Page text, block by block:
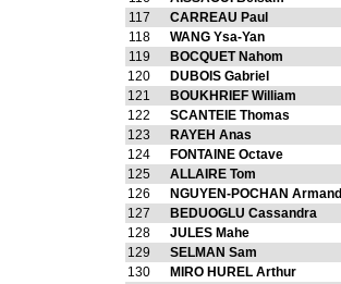
117
CARREAU Paul
118
WANG Ysa-Yan
119
BOCQUET Nahom
120
DUBOIS Gabriel
121
BOUKHRIEF William
122
SCANTEIE Thomas
123
RAYEH Anas
124
FONTAINE Octave
125
ALLAIRE Tom
126
NGUYEN-POCHAN Armand
127
BEDUOGLU Cassandra
128
JULES Mahe
129
SELMAN Sam
130
MIRO HUREL Arthur